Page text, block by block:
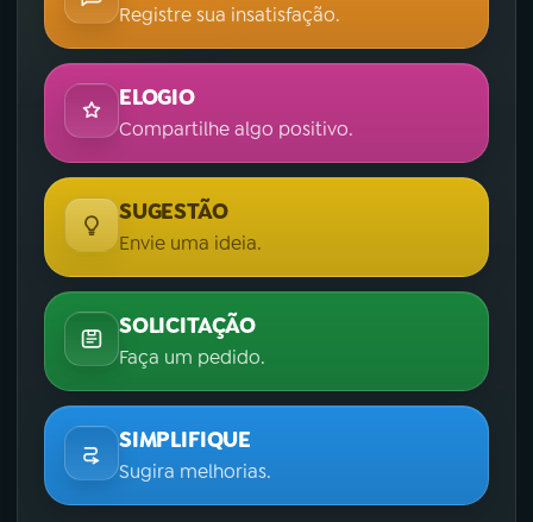
Registre sua insatisfação.
ELOGIO
Compartilhe algo positivo.
SUGESTÃO
Envie uma ideia.
SOLICITAÇÃO
Faça um pedido.
SIMPLIFIQUE
Sugira melhorias.